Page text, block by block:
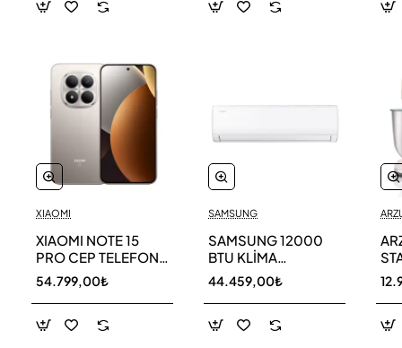
XIAOMI
XIAOMI NOTE 15
PRO CEP TELEFONU
256 GB
54.799,00₺
SAMSUNG
SAMSUNG 12000
BTU KLİMA
AR40F12C0AM SK
44.459,00₺